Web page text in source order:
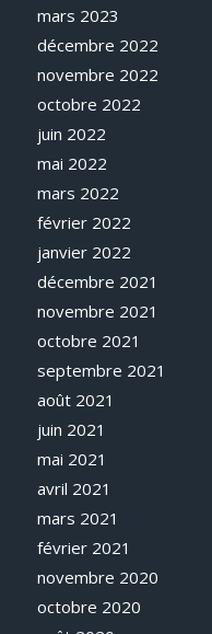
mars 2023
décembre 2022
novembre 2022
octobre 2022
juin 2022
mai 2022
mars 2022
février 2022
janvier 2022
décembre 2021
novembre 2021
octobre 2021
septembre 2021
août 2021
juin 2021
mai 2021
avril 2021
mars 2021
février 2021
novembre 2020
octobre 2020